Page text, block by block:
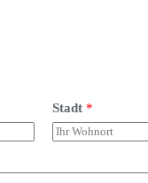
Stadt *